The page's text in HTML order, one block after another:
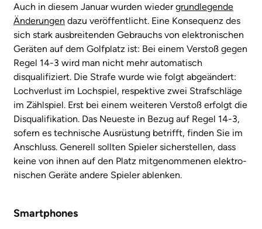
Auch in diesem Januar wurden wiedergrundlegende
Änderungen dazu veröffentlicht. Eine Konsequenz des
sich stark ausbreitenden Gebrauchs von elektronischen
Geräten auf dem Golfplatz ist: Bei einem Verstoß gegen
Regel 14-3 wird man nicht mehr automatisch
disqualifiziert. Die Strafe wurde wie folgt abgeändert:
Lochverlust im Lochspiel, respektive zwei Strafschläge
im Zählspiel. Erst bei einem weiteren Verstoß erfolgt die
Disqualifikation. Das Neueste in Bezug auf Regel 14-3,
sofern es technische Ausrüstung betrifft, finden Sie im
Anschluss. Generell sollten Spieler sicherstellen, dass
keine von ihnen auf den Platz mitgenommenen elektro­
nischen Geräte andere Spieler ablenken.
Smartphones